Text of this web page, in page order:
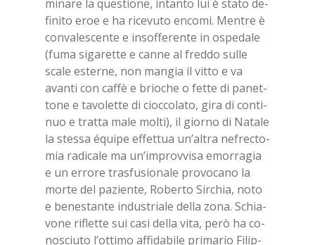
mi­na­re la que­stio­ne, in­tan­to lui è sta­to de­
fi­ni­to eroe e ha ri­ce­vu­to en­co­mi. Men­tre è
con­va­le­scen­te e in­sof­fe­ren­te in ospe­da­le
(fuma si­ga­ret­te e can­ne al fred­do sul­le
sca­le ester­ne, non man­gia il vit­to e va
avan­ti con caf­fè e brio­che o fet­te di pa­net­
to­ne e ta­vo­let­te di cioc­co­la­to, gira di con­ti­
nuo e trat­ta male mol­ti), il gior­no di Na­ta­le
la stes­sa équi­pe ef­fet­tua un’al­tra ne­frec­to­
mia ra­di­ca­le ma un’im­prov­vi­sa emor­ra­gia
e un er­ro­re tra­sfu­sio­na­le pro­vo­ca­no la
mor­te del pa­zien­te, Ro­ber­to Sir­chia, noto
e be­ne­stan­te in­du­stria­le del­la zona. Schia­
vo­ne ri­flet­te sui casi del­la vita, però ha co­
no­sciu­to l’ot­ti­mo af­fi­da­bi­le pri­ma­rio Fi­lip­